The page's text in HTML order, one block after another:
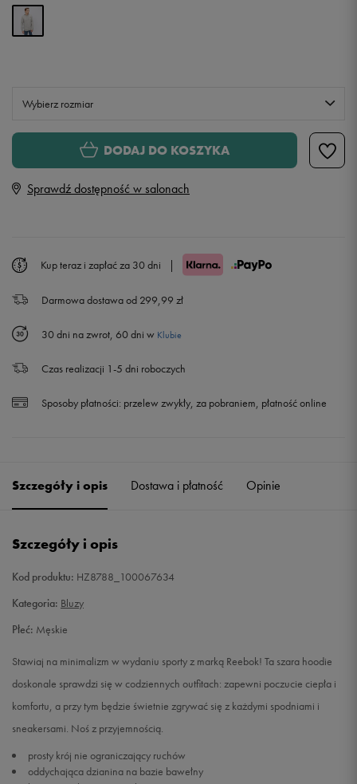
Wybierz rozmiar
Powiadom o dostępności
M
XL
DODAJ DO KOSZYKA
Sprawdź dostępność w salonach
Kup teraz i zapłać za 30 dni |
Darmowa dostawa od 299,99 zł
30 dni na zwrot, 60 dni w Klubie
Czas realizacji 1-5 dni roboczych
Sposoby płatności: przelew zwykły, za pobraniem, płatność online
Szczegóły i opis Dostawa i płatność Opinie
Szczegóły i opis
Kod produktu: HZ8788_100067634
Kategoria: Bluzy
Płeć: Męskie
Stawiaj na minimalizm w wydaniu sporty z marką Reebok! Ta szara hoodie
doskonale sprawdzi się w codziennych outfitach: zapewni poczucie ciepła i
komfortu, a przy tym będzie świetnie zgrywać się z każdymi spodniami i
sneakersami. Noś z przyjemnością.
prosty krój nie ograniczający ruchów
oddychająca dzianina na bazie bawełny